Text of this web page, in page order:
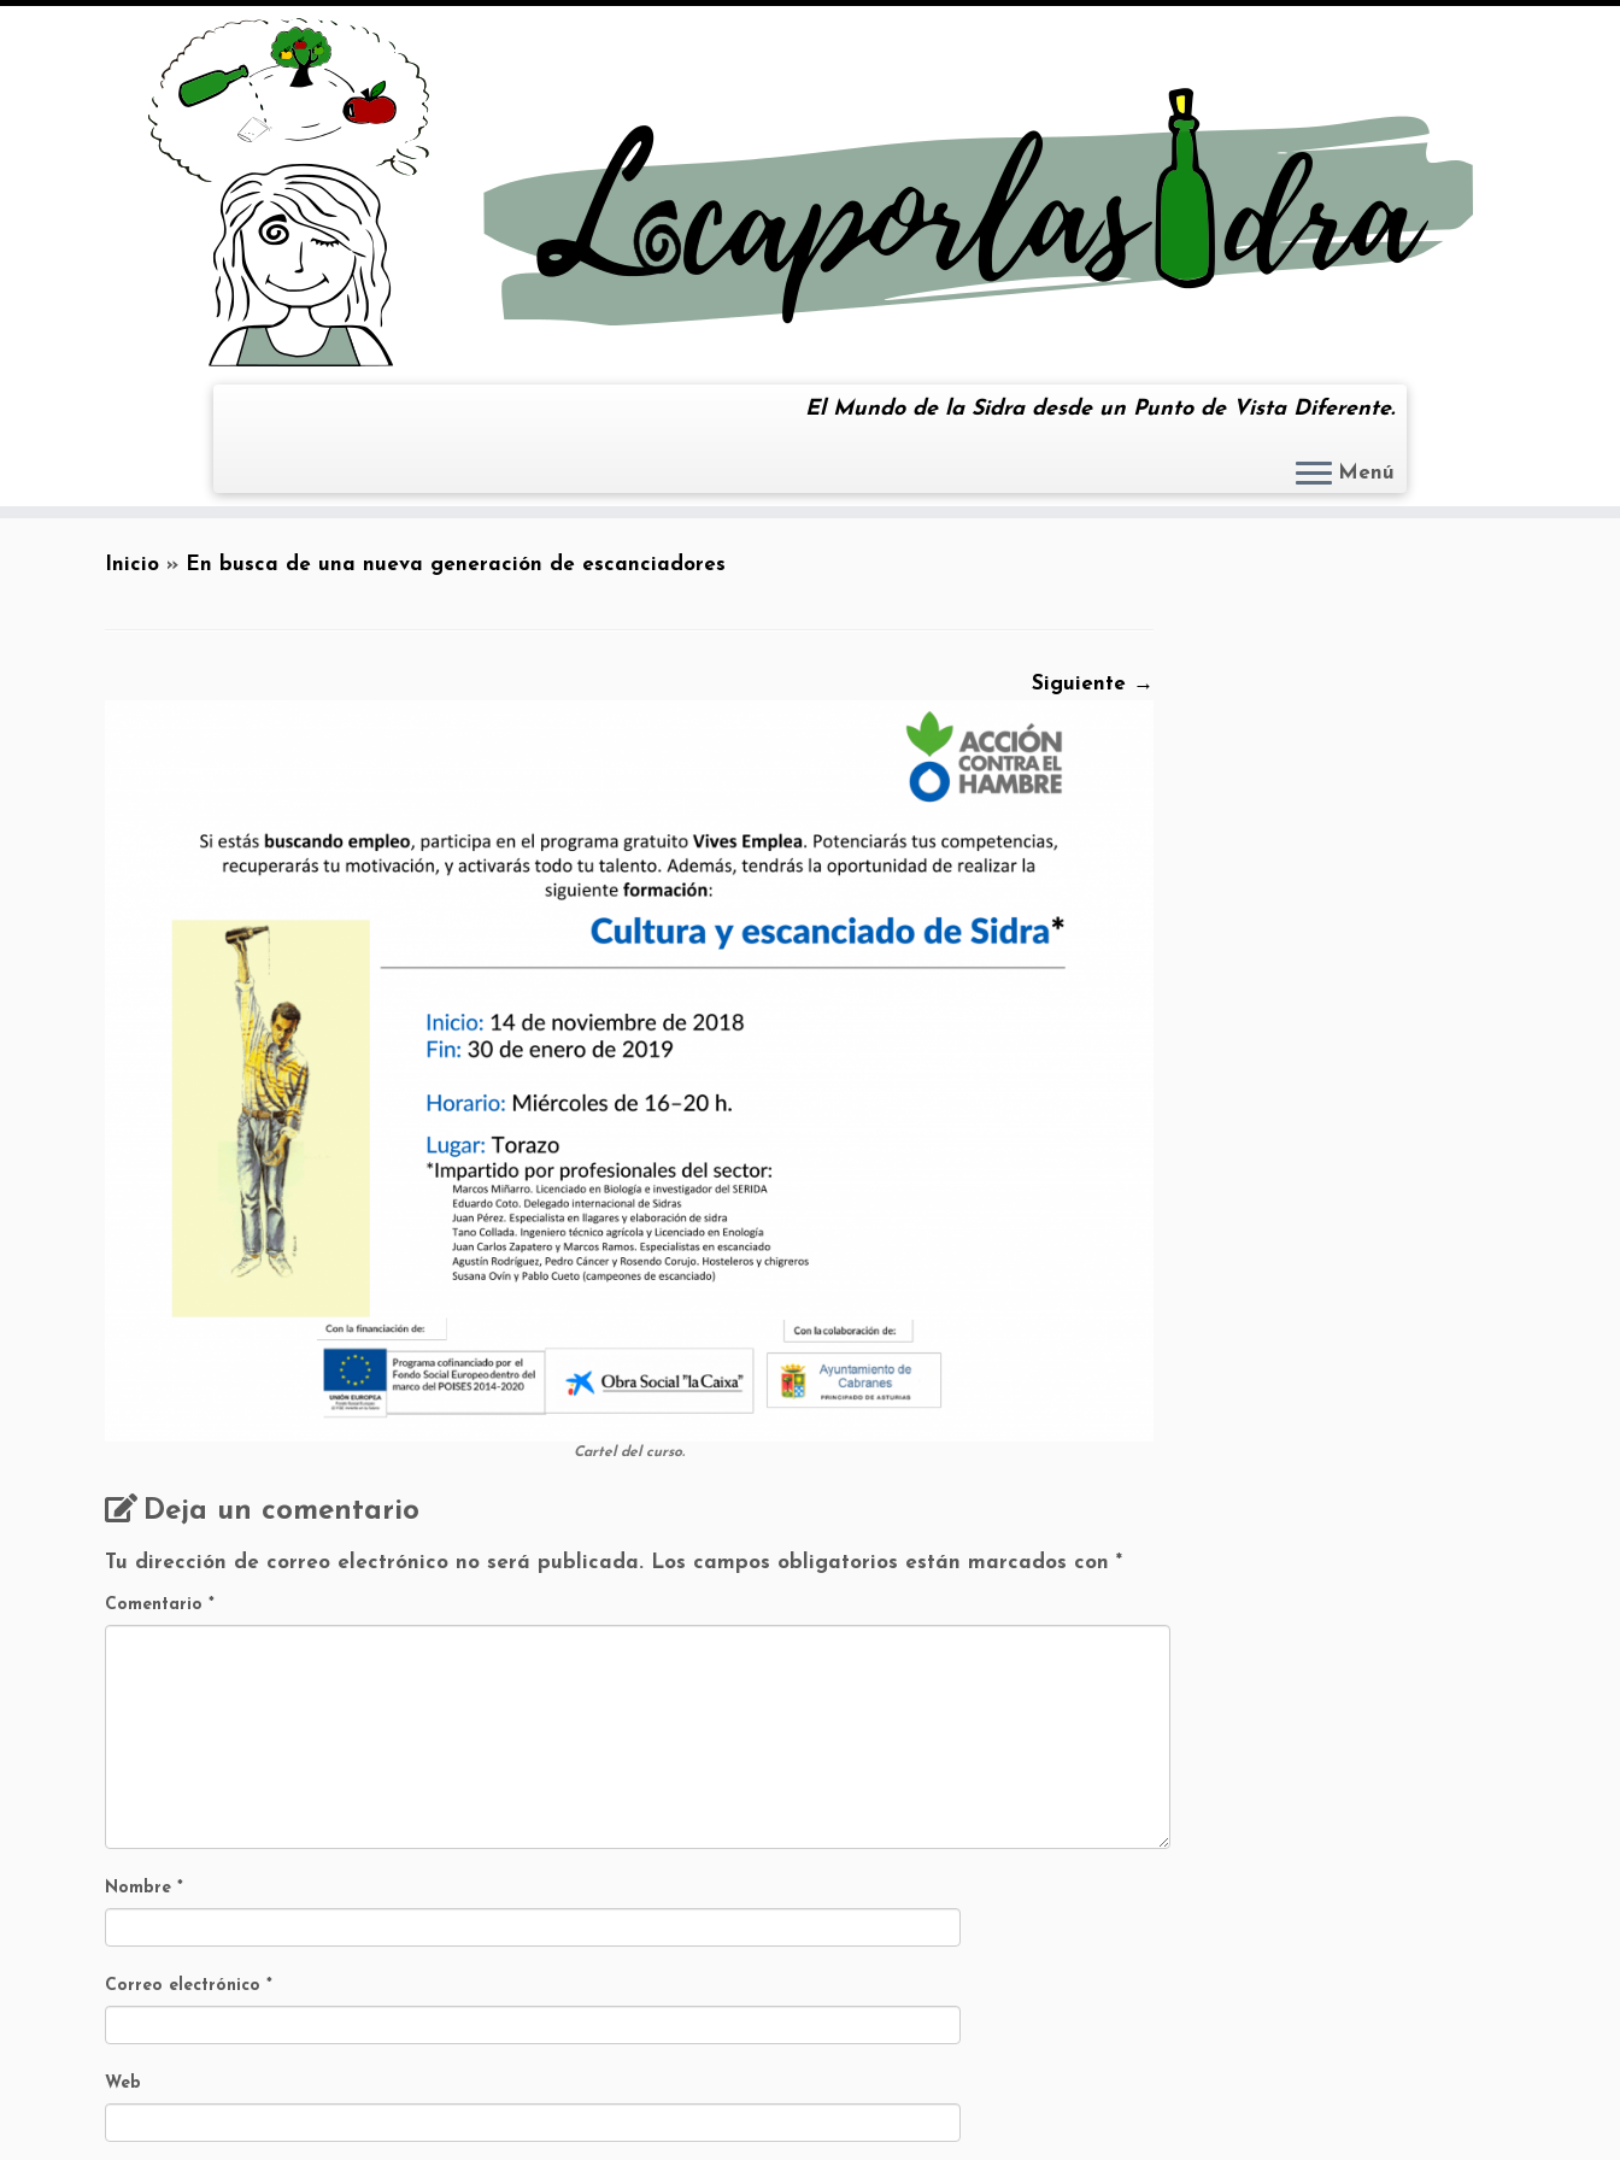
El Mundo de la Sidra desde un Punto de Vista Diferente.
Menú
Inicio » En busca de una nueva generación de escanciadores
Siguiente →
Cartel del curso.
Deja un comentario
Tu dirección de correo electrónico no será publicada. Los campos obligatorios están marcados con *
Comentario *
Nombre *
Correo electrónico *
Web